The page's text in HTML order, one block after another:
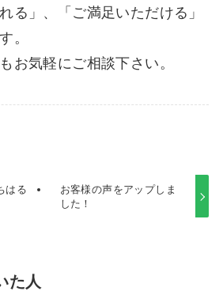
る」、「ご満足いただける」
。
お気軽にご相談下さい。
はる
お客様の声をアップしま
した！
た人